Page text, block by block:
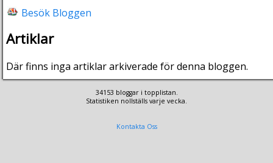
Besök Bloggen
Artiklar
Där finns inga artiklar arkiverade för denna bloggen.
34153 bloggar i topplistan.
Statistiken nollställs varje vecka.
Kontakta Oss